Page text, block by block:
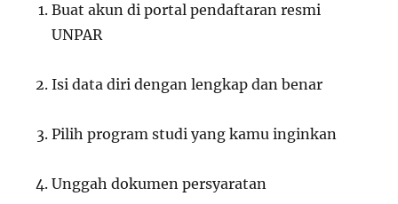
Buat akun di portal pendaftaran resmi
UNPAR
Isi data diri dengan lengkap dan benar
Pilih program studi yang kamu inginkan
Unggah dokumen persyaratan